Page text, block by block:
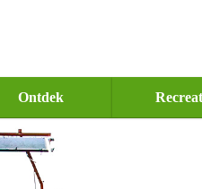
Ontdek